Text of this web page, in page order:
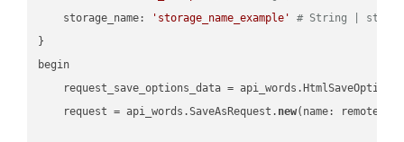
    storage_name:
'storage_name_example'
# String |
}
begin
request_save_options_data =
    request = api_words.SaveAsRequest.
new(name: